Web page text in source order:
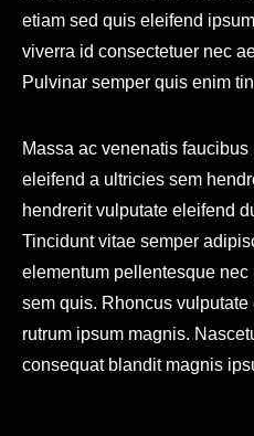
etiam sed quis eleifend
viverra id consectetuer nec
Pulvinar semper quis enim
Massa ac venenatis
eleifend a ultricies sem
hendrerit vulputate eleifend
Tincidunt vitae semper
elementum pellentesque nec
sem quis. Rhoncus
rutrum ipsum magnis.
consequat blandit magnis